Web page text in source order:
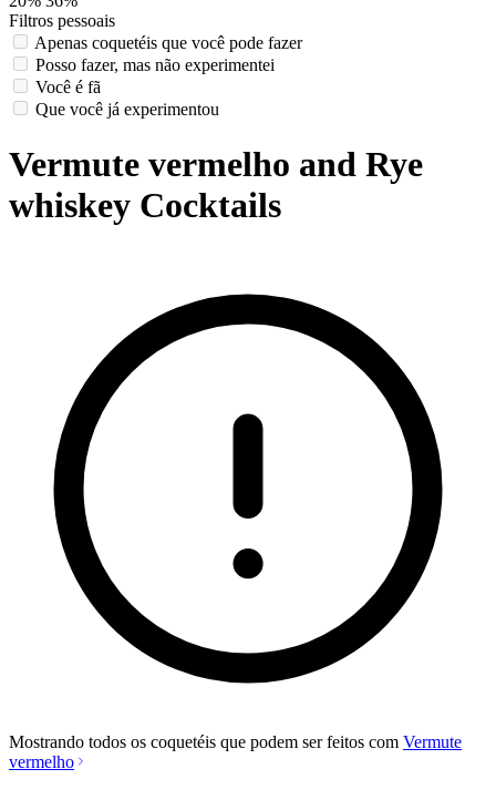
Filtros pessoais
Apenas coquetéis que você pode fazer
Posso fazer, mas não experimentei
Você é fã
Que você já experimentou
Vermute vermelho and Rye
whiskey Cocktails
Mostrando todos os coquetéis que podem ser feitos com Vermute
vermelho